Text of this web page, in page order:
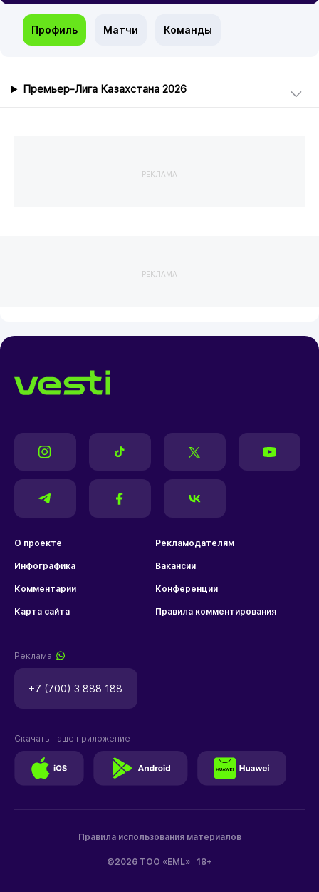
Профиль Матчи Команды
Премьер-Лига Казахстана 2026
РЕКЛАМА
РЕКЛАМА
О проекте Рекламодателям
Инфографика Вакансии
Комментарии Конференции
Карта сайта Правила комментирования
Реклама
+7 (700) 3 888 188
©2026 ТОО «EML» 18+
Правила использования материалов
Скачать наше приложение